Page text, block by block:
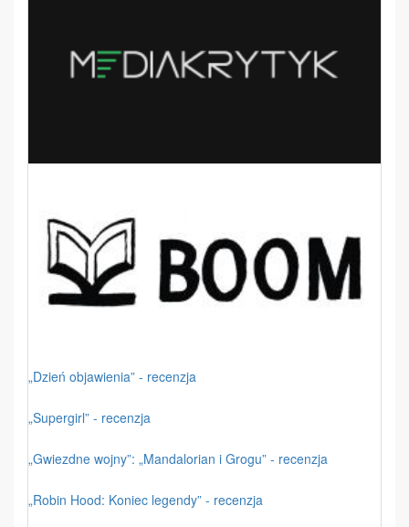
„Dzień objawienia” - recenzja
„Supergirl” - recenzja
„Gwiezdne wojny”: „Mandalorian i Grogu” - recenzja
„Robin Hood: Koniec legendy” - recenzja